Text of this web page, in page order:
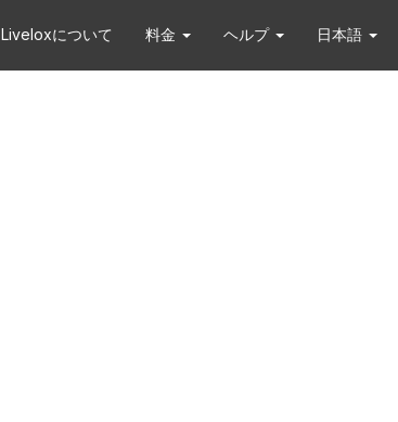
Liveloxについて 料金 ヘルプ 日本語